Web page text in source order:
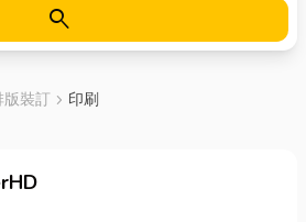
search
版裝訂 chevron_right 印刷